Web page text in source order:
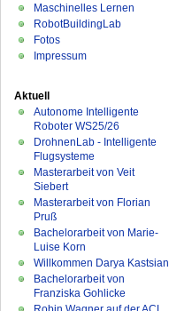
Maschinelles Lernen
RobotBuildingLab
Fotos
Impressum
Aktuell
Autonome Intelligente
Roboter WS25/26
DrohnenLab - Intelligente
Flugsysteme
Masterarbeit von Veit
Siebert
Masterarbeit von Florian
Pruß
Bachelorarbeit von Marie-
Luise Korn
Willkommen Darya Kastsian
Bachelorarbeit von
Franziska Gohlicke